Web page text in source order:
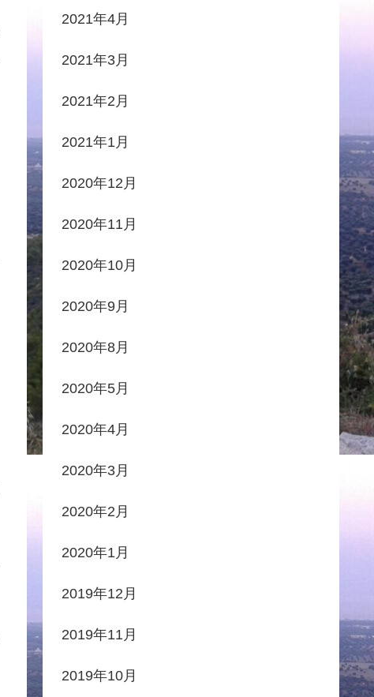
2021年4月
2021年3月
2021年2月
2021年1月
2020年12月
2020年11月
2020年10月
2020年9月
2020年8月
2020年5月
2020年4月
2020年3月
2020年2月
2020年1月
2019年12月
2019年11月
2019年10月